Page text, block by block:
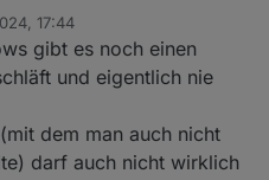
Betriebssystem-Paket-
neustem Stand
doch zum gleichen
da darf der echte
für seine User
es dann den root überhaupt
17:44
gibt es noch einen
und eigentlich nie
dem man auch nicht
darf auch nicht wirklich